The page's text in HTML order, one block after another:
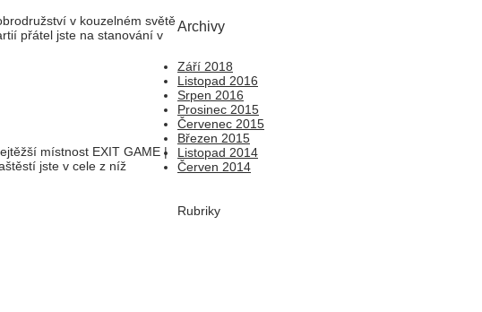
v kouzelném světě
přátel jste na stanování v
místnost EXIT GAME |
jste v cele z níž
Archivy
Září 2018
Listopad 2016
Srpen 2016
Prosinec 2015
Červenec 2015
Březen 2015
Listopad 2014
Červen 2014
Rubriky